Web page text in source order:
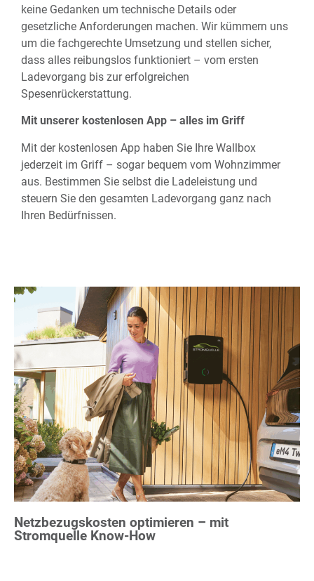
keine Gedanken um technische Details oder
gesetzliche Anforderungen machen. Wir kümmern uns
um die fachgerechte Umsetzung und stellen sicher,
dass alles reibungslos funktioniert – vom ersten
Ladevorgang bis zur erfolgreichen
Spesenrückerstattung.
Mit unserer kostenlosen App – alles im Griff
Mit der kostenlosen App haben Sie Ihre Wallbox
jederzeit im Griff – sogar bequem vom Wohnzimmer
aus. Bestimmen Sie selbst die Ladeleistung und
steuern Sie den gesamten Ladevorgang ganz nach
Ihren Bedürfnissen.
Netzbezugskosten optimieren – mit
Stromquelle Know-How